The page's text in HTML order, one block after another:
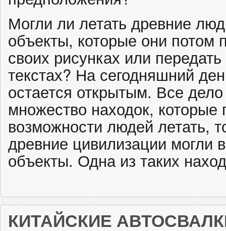
Могли ли летать древние
объекты, которые они потом
своих рисунках или
текстах? На сегодняшний
остается открытым. Все
множество находок, которые
возможности людей летать,
древние цивилизации могли
объекты. Одна из таких
КИТАЙСКИЕ